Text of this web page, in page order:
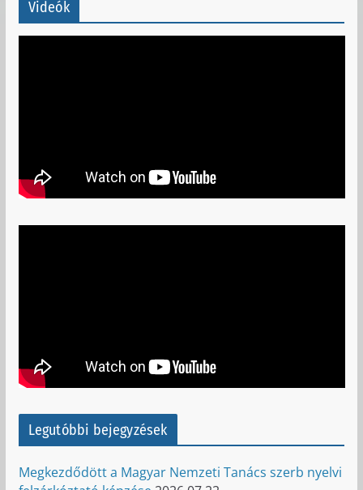
Videók
Legutóbbi bejegyzések
Megkezdődött a Magyar Nemzeti Tanács szerb nyelvi